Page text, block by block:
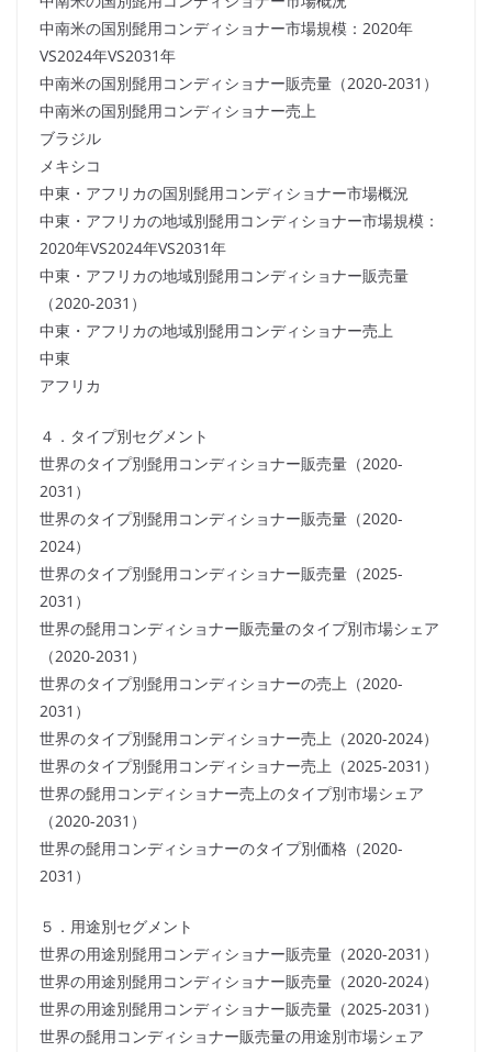
中南米の国別髭用コンディショナー市場規模：2020年
VS2024年VS2031年
中南米の国別髭用コンディショナー販売量（2020-2031）
中南米の国別髭用コンディショナー売上
ブラジル
メキシコ
中東・アフリカの国別髭用コンディショナー市場概況
中東・アフリカの地域別髭用コンディショナー市場規模：
2020年VS2024年VS2031年
中東・アフリカの地域別髭用コンディショナー販売量
（2020-2031）
中東・アフリカの地域別髭用コンディショナー売上
中東
アフリカ
４．タイプ別セグメント
世界のタイプ別髭用コンディショナー販売量（2020-
2031）
世界のタイプ別髭用コンディショナー販売量（2020-
2024）
世界のタイプ別髭用コンディショナー販売量（2025-
2031）
世界の髭用コンディショナー販売量のタイプ別市場シェア
（2020-2031）
世界のタイプ別髭用コンディショナーの売上（2020-
2031）
世界のタイプ別髭用コンディショナー売上（2020-2024）
世界のタイプ別髭用コンディショナー売上（2025-2031）
世界の髭用コンディショナー売上のタイプ別市場シェア
（2020-2031）
世界の髭用コンディショナーのタイプ別価格（2020-
2031）
５．用途別セグメント
世界の用途別髭用コンディショナー販売量（2020-2031）
世界の用途別髭用コンディショナー販売量（2020-2024）
世界の用途別髭用コンディショナー販売量（2025-2031）
世界の髭用コンディショナー販売量の用途別市場シェア